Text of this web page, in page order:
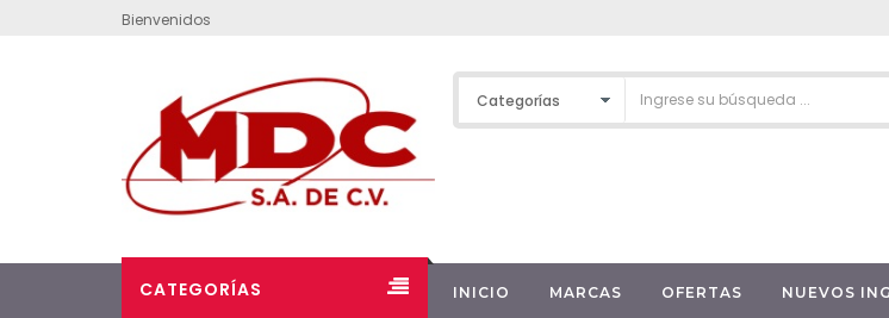
Bienvenidos
CATEGORÍAS INICIO MARCAS OFERTAS NUEVOS